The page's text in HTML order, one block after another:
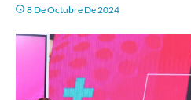
8 De Octubre De 2024